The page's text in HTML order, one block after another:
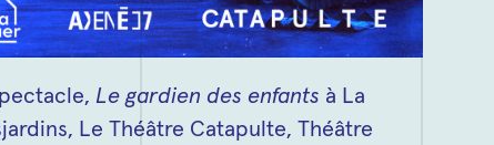
Le gardien des enfants à La
Le Théâtre Catapulte, Théâtre